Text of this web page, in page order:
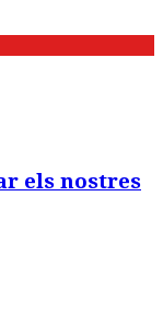
els nostres